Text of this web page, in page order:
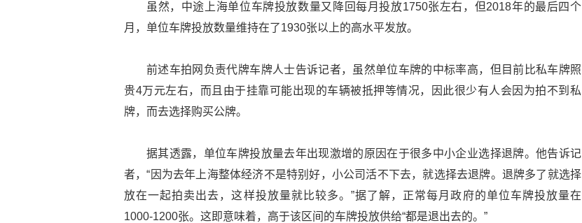
虽然，中途上海单位车牌投放数量又降回每月投放1750张左右，但2018年的最后四个
月，单位车牌投放数量维持在了1930张以上的高水平发放。
前述车拍网负责代牌车牌人士告诉记者，虽然单位车牌的中标率高，但目前比私车牌照
贵4万元左右，而且由于挂靠可能出现的车辆被抵押等情况，因此很少有人会因为拍不到私
牌，而去选择购买公牌。
据其透露，单位车牌投放量去年出现激增的原因在于很多中小企业选择退牌。他告诉记
者，“因为去年上海整体经济不是特别好，小公司活不下去，就选择去退牌。退牌多了就选择
放在一起拍卖出去，这样投放量就比较多。”据了解，正常每月政府的单位车牌投放量在
1000-1200张。这即意味着，高于该区间的车牌投放供给“都是退出去的。”